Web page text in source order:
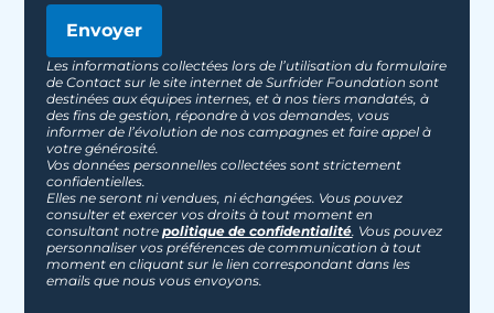
Envoyer
Les informations collectées lors de l’utilisation du formulaire
de Contact sur le site internet de Surfrider Foundation sont
destinées aux équipes internes, et à nos tiers mandatés, à
des fins de gestion, répondre à vos demandes, vous
informer de l’évolution de nos campagnes et faire appel à
votre générosité.
Vos données personnelles collectées sont strictement
confidentielles.
Elles ne seront ni vendues, ni échangées. Vous pouvez
consulter et exercer vos droits à tout moment en
consultant notrepolitique de confidentialité. Vous pouvez
personnaliser vos préférences de communication à tout
moment en cliquant sur le lien correspondant dans les
emails que nous vous envoyons.